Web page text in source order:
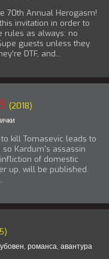
70th Annual Herogasm!
invitation in order to
rules as always: no
guests unless they
DTF, and...
(2018)
kill Tomasevic leads to
so Kardum's assassin
of domestic
up, will be published.
романса, авантура